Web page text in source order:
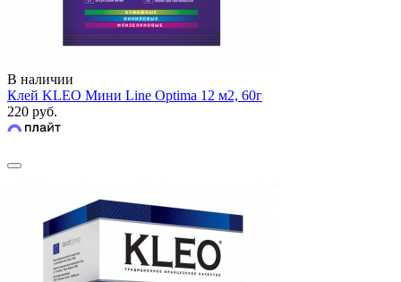
В наличии
Клей KLEO Мини Line Optima 12 м2, 60г
220 руб.